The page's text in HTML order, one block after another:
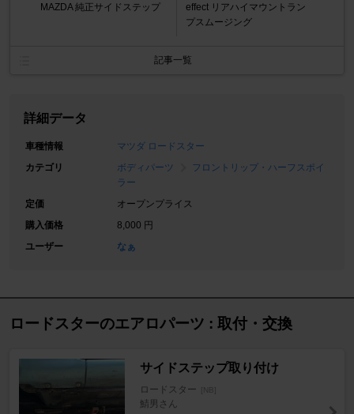
MAZDA 純正サイドステップ
effect リアハイマウントラン
プスムージング
記事一覧
詳細データ
車種情報
マツダ ロードスター
カテゴリ
ボディパーツ
フロントリップ・ハーフスポイ
ラー
定価
オープンプライス
購入価格
8,000 円
ユーザー
なぁ
ロードスターのエアロパーツ : 取付・交換
サイドステップ取り付け
ロードスター [NB]
鯖男さん